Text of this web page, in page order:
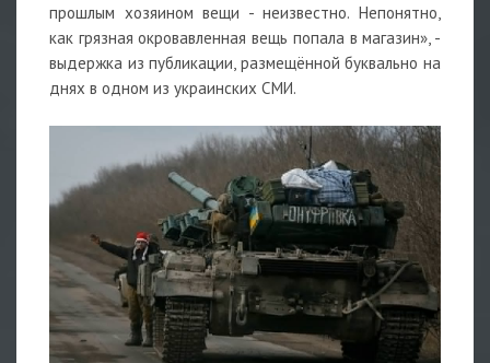
прошлым хозяином вещи - неизвестно. Непонятно,
как грязная окровавленная вещь попала в магазин», -
выдержка из публикации, размещённой буквально на
днях в одном из украинских СМИ.